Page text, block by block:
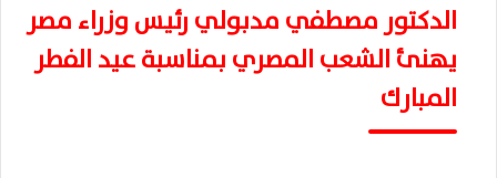
الدكتور مصطفي مدبولي رئيس وزراء مصر
يهنئ الشعب المصري بمناسبة عيد الفطر
المبارك